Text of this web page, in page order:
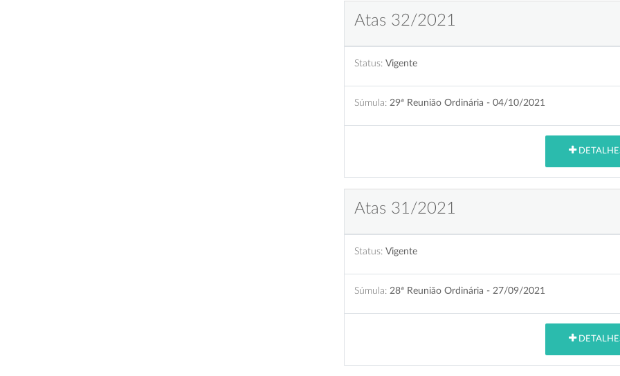
Atas 32/2021
Status: Vigente
Súmula: 29ª Reunião Ordinária - 04/10/2021
Atas 31/2021
Status: Vigente
Súmula: 28ª Reunião Ordinária - 27/09/2021